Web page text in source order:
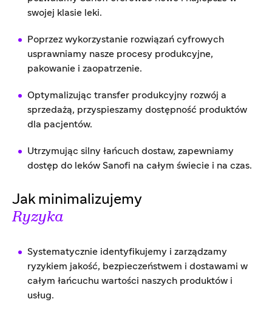
swojej klasie leki.
Poprzez wykorzystanie rozwiązań cyfrowych
usprawniamy nasze procesy produkcyjne,
pakowanie i zaopatrzenie.
Optymalizując transfer produkcyjny rozwój a
sprzedażą, przyspieszamy dostępność produktów
dla pacjentów.
Utrzymując silny łańcuch dostaw, zapewniamy
dostęp do leków Sanofi na całym świecie i na czas.
Jak minimalizujemy
Ryzyka
Systematycznie identyfikujemy i zarządzamy
ryzykiem jakość, bezpieczeństwem i dostawami w
całym łańcuchu wartości naszych produktów i
usług.